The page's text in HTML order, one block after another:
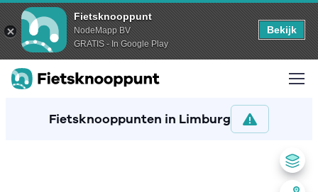
Fietsknooppunt
NodeMapp BV
GRATIS - In Google Play
Bekijk
Fietsknooppunten in Limburg